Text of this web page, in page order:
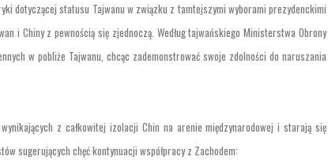
dotyczącej statusu Tajwanu w związku z tamtejszymi wyborami prezydenckimi
i Chiny z pewnością się zjednoczą. Według tajwańskiego Ministerstwa Obrony
w pobliże Tajwanu, chcąc zademonstrować swoje zdolności do naruszania
z całkowitej izolacji Chin na arenie międzynarodowej i starają się
sugerujących chęć kontynuacji współpracy z Zachodem: